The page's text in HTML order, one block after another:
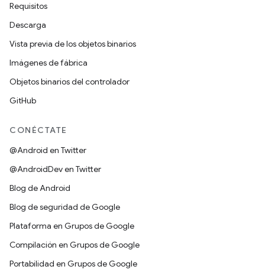
Requisitos
Descarga
Vista previa de los objetos binarios
Imágenes de fábrica
Objetos binarios del controlador
GitHub
CONÉCTATE
@Android en Twitter
@AndroidDev en Twitter
Blog de Android
Blog de seguridad de Google
Plataforma en Grupos de Google
Compilación en Grupos de Google
Portabilidad en Grupos de Google